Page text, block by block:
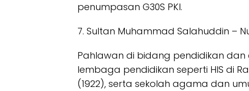
penumpasan G30S PKI.
7. Sultan Muhammad Salahuddin –
Pahlawan di bidang pendidikan
lembaga pendidikan seperti HIS di
(1922), serta sekolah agama dan